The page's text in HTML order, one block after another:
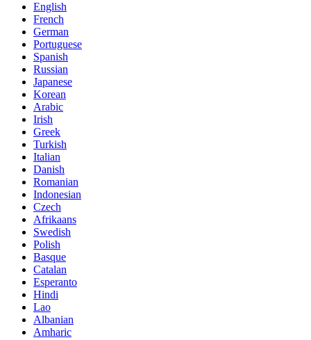
English
French
German
Portuguese
Spanish
Russian
Japanese
Korean
Arabic
Irish
Greek
Turkish
Italian
Danish
Romanian
Indonesian
Czech
Afrikaans
Swedish
Polish
Basque
Catalan
Esperanto
Hindi
Lao
Albanian
Amharic